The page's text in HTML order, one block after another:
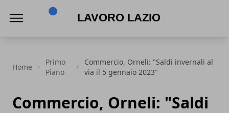
Home
Primo
Piano
Commercio, Orneli: "Saldi invernali al
via il 5 gennaio 2023"
Commercio, Orneli: "Saldi